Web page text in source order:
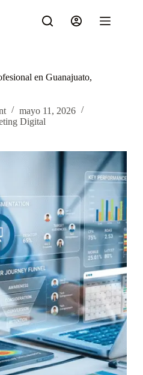
en Guanajuato,
mayo 11, 2026
Digital